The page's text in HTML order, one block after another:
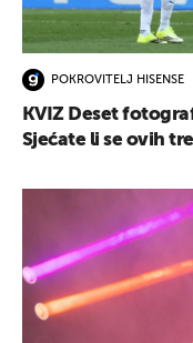
POKROVITELJ HISENSE
KVIZ Deset
Sjećate li se ovih